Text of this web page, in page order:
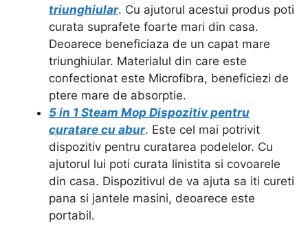
triunghiular. Cu ajutorul acestui produs poti
curata suprafete foarte mari din casa.
Deoarece beneficiaza de un capat mare
triunghiular. Materialul din care este
confectionat este Microfibra, beneficiezi de
ptere mare de absorptie.
5 in 1 Steam Mop Dispozitiv pentru
curatare cu abur. Este cel mai potrivit
dispozitiv pentru curatarea podelelor. Cu
ajutorul lui poti curata linistita si covoarele
din casa. Dispozitivul de va ajuta sa iti cureti
pana si jantele masini, deoarece este
portabil.